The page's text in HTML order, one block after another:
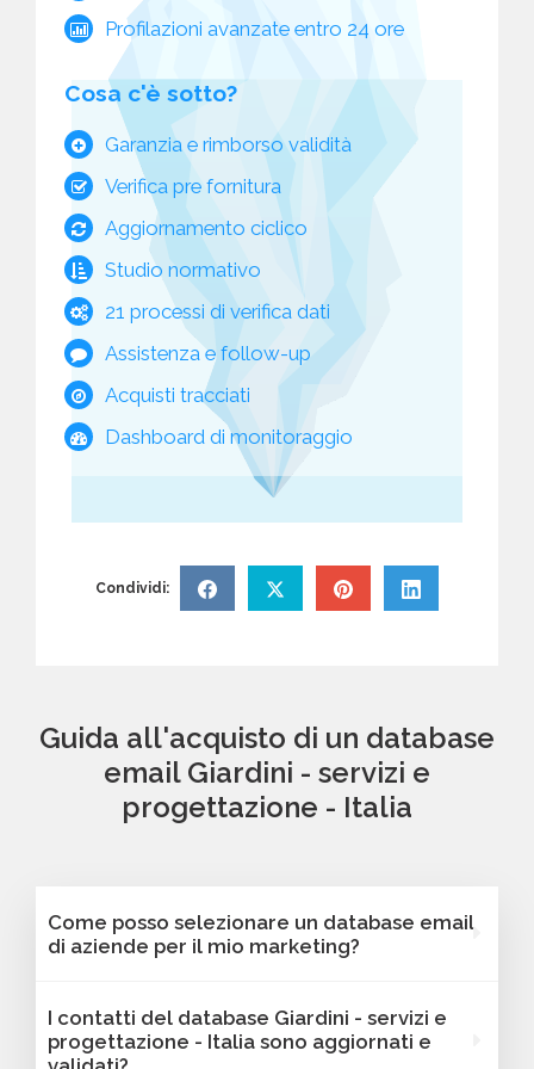
Profilazioni avanzate entro 24 ore
Cosa c'è sotto?
Garanzia e rimborso validità
Verifica pre fornitura
Aggiornamento ciclico
Studio normativo
21 processi di verifica dati
Assistenza e follow-up
Acquisti tracciati
Dashboard di monitoraggio
Condividi:
Guida all'acquisto di un database
email Giardini - servizi e
progettazione - Italia
Come posso selezionare un database email
di aziende per il mio marketing?
nostra piattaforma Bancomail. Troverai
contatti B2B verificati di aziende attive Giardini
I contatti del database Giardini - servizi e
progettazione - Italia sono aggiornati e